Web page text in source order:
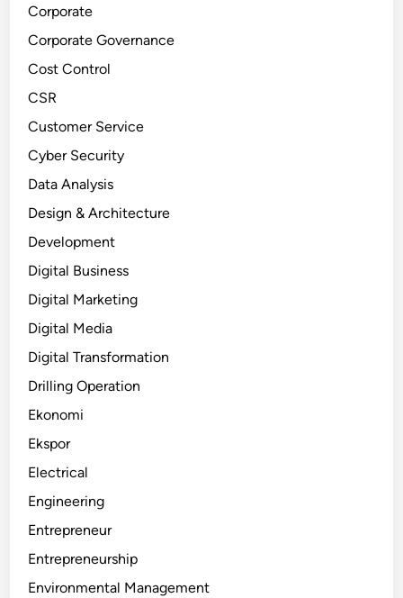
Corporate
Corporate Governance
Cost Control
CSR
Customer Service
Cyber Security
Data Analysis
Design & Architecture
Development
Digital Business
Digital Marketing
Digital Media
Digital Transformation
Drilling Operation
Ekonomi
Ekspor
Electrical
Engineering
Entrepreneur
Entrepreneurship
Environmental Management